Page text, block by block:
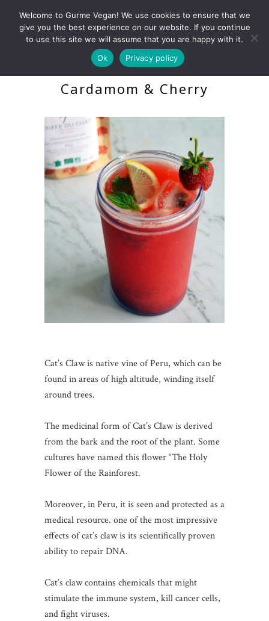
Cat’s Claw Tea with
Cardamom & Cherry
Cat’s Claw is native vine of Peru, which can be
found in areas of high altitude, winding itself
around trees.
The medicinal form of Cat’s Claw is derived
from the bark and the root of the plant. Some
cultures have named this flower “The Holy
Flower of the Rainforest.
Moreover, in Peru, it is seen and protected as a
medical resource. one of the most impressive
effects of cat’s claw is its scientifically proven
ability to repair DNA.
Cat’s claw contains chemicals that might
stimulate the immune system, kill cancer cells,
and fight viruses.
Welcome to Gurme Vegan! We use cookies to ensure that we
give you the best experience on our website. If you continue
to use this site we will assume that you are happy with it.
Ok
Privacy policy